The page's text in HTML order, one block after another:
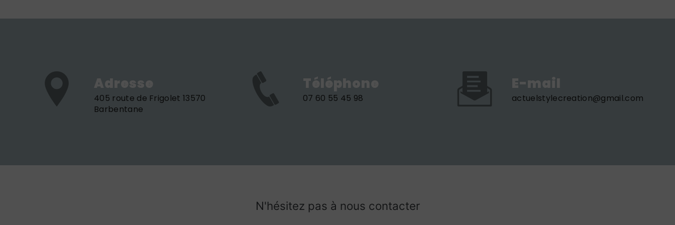
Adresse
405 route de Frigolet 13570
Barbentane
Téléphone
07 60 55 45 98
E-mail
actuelstylecreation@gmail.com
N'hésitez pas à nous contacter